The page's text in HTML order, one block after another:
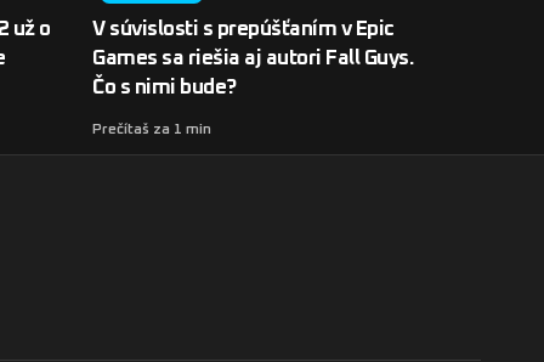
už o
V súvislosti s prepúšťaním v Epic
Games sa riešia aj autori Fall Guys.
Čo s nimi bude?
Prečítaš za 1 min